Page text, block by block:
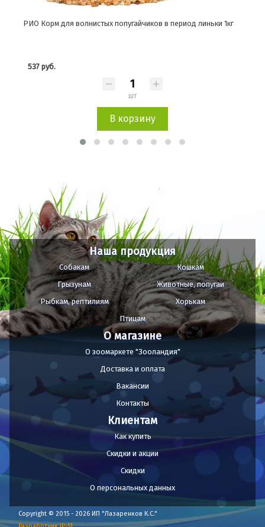
РИО Корм для волнистых попугайчиков в период линьки 1кг
537 руб.
шт
В корзину
Наша продукция
Собакам
Кошкам
Грызунам
Животные, попугаи
Рыбкам, рептилиям
Хорькам
Птицам
О магазине
О зоомаркете "Зооландия"
Доставка и оплата
Вакансии
Контакты
Клиентам
Как купить
Скидки и акции
Скидки
О персональных данных
Copyright © 2015 - 2026 ИП "Лазаренков К.С."